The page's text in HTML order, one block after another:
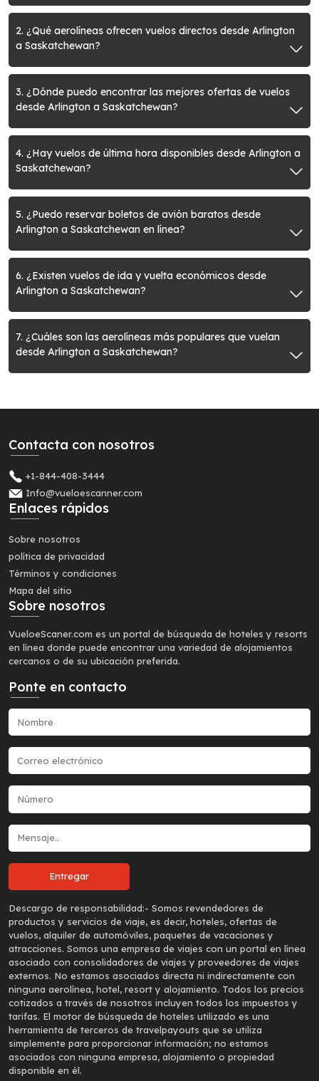
2. ¿Qué aerolíneas ofrecen vuelos directos desde Arlington
a Saskatchewan?
3. ¿Dónde puedo encontrar las mejores ofertas de vuelos
desde Arlington a Saskatchewan?
4. ¿Hay vuelos de última hora disponibles desde Arlington a
Saskatchewan?
5. ¿Puedo reservar boletos de avión baratos desde
Arlington a Saskatchewan en línea?
6. ¿Existen vuelos de ida y vuelta económicos desde
Arlington a Saskatchewan?
7. ¿Cuáles son las aerolíneas más populares que vuelan
desde Arlington a Saskatchewan?
Contacta con nosotros
+1-844-408-3444
Info@vueloescanner.com
Enlaces rápidos
Sobre nosotros
política de privacidad
Términos y condiciones
Mapa del sitio
Sobre nosotros
VueloeScaner.com es un portal de búsqueda de hoteles y resorts
en línea donde puede encontrar una variedad de alojamientos
cercanos o de su ubicación preferida.
Ponte en contacto
Descargo de responsabilidad:- Somos revendedores de
productos y servicios de viaje, es decir, hoteles, ofertas de
vuelos, alquiler de automóviles, paquetes de vacaciones y
atracciones. Somos una empresa de viajes con un portal en línea
asociado con consolidadores de viajes y proveedores de viajes
externos. No estamos asociados directa ni indirectamente con
ninguna aerolínea, hotel, resort y alojamiento. Todos los precios
cotizados a través de nosotros incluyen todos los impuestos y
tarifas. El motor de búsqueda de hoteles utilizado es una
herramienta de terceros de travelpayouts que se utiliza
simplemente para proporcionar información; no estamos
asociados con ninguna empresa, alojamiento o propiedad
disponible en él.